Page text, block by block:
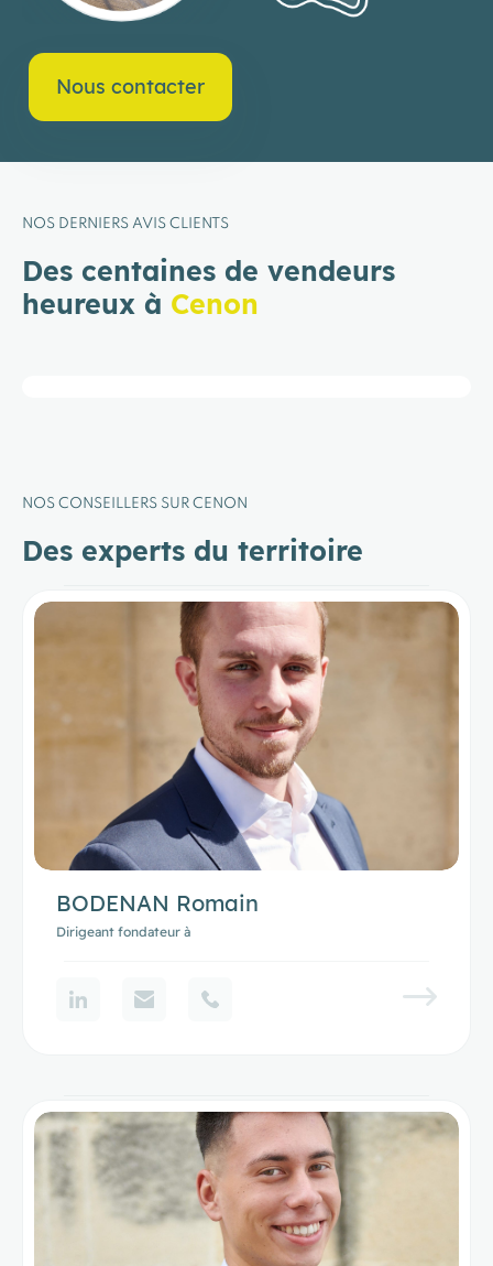
Nous contacter
NOS DERNIERS AVIS CLIENTS
Des centaines de vendeurs
heureux à Cenon
NOS CONSEILLERS SUR CENON
Des experts du territoire
BODENAN Romain
Dirigeant fondateur à